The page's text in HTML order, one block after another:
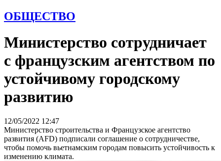
ОБЩЕСТВО
Министерство сотрудничает
с французским агентством по
устойчивому городскому
развитию
12/05/2022 12:47
Министерство строительства и Французское агентство
развития (AFD) подписали соглашение о сотрудничестве,
чтобы помочь вьетнамским городам повысить устойчивость к
изменению климата.